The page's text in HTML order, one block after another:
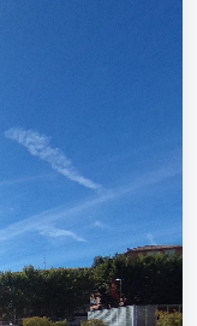
AULA 22
AULA 24
AULA 26
INFO 1